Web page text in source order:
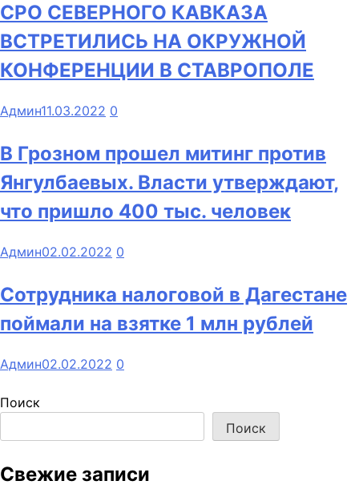
СРО СЕВЕРНОГО КАВКАЗА
ВСТРЕТИЛИСЬ НА ОКРУЖНОЙ
КОНФЕРЕНЦИИ В СТАВРОПОЛЕ
Админ11.03.2022 0
В Грозном прошел митинг против
Янгулбаевых. Власти утверждают,
что пришло 400 тыс. человек
Админ02.02.2022 0
Сотрудника налоговой в Дагестане
поймали на взятке 1 млн рублей
Админ02.02.2022 0
Поиск
Поиск
Свежие записи